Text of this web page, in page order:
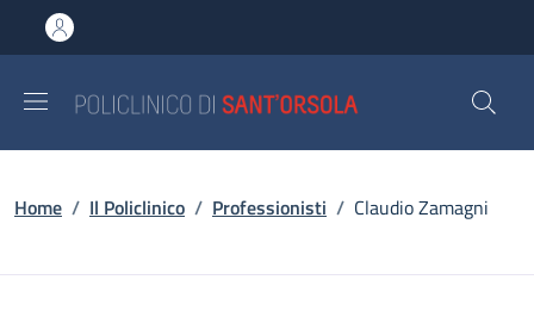
al contenuto principale
to footer content
Briciole di pane
Home / Il Policlinico / Professionisti / Claudio Zamagni